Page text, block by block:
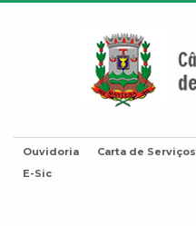
Ouvidoria Carta de Serviços
E-Sic